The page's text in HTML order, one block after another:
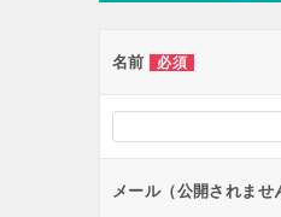
ー
ョ
ン
名前 必須
メール（公開されませ